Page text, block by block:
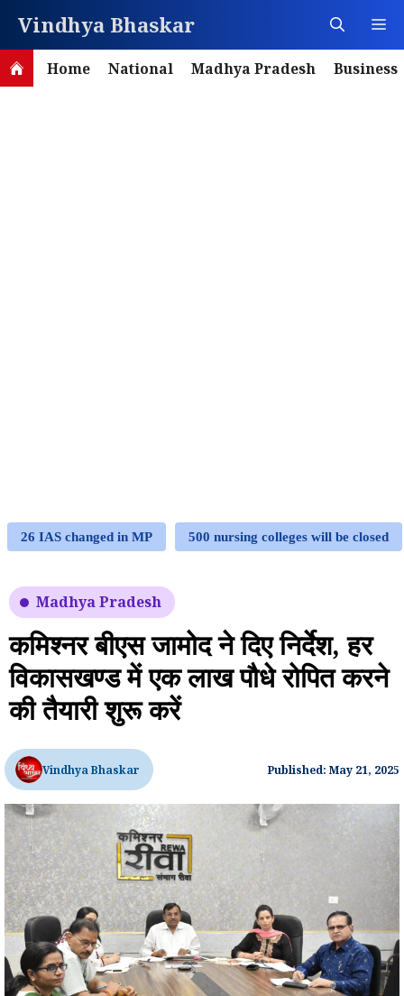
content
Vindhya Bhaskar
Home National Madhya Pradesh Business
26 IAS changed in MP 500 nursing colleges will be closed
Madhya Pradesh
कमिश्नर बीएस जामोद ने दिए निर्देश, हर
विकासखण्ड में एक लाख पौधे रोपित करने
की तैयारी शुरू करें
Vindhya Bhaskar Published: May 21, 2025